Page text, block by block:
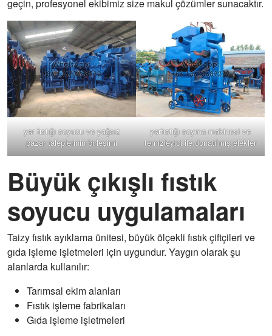
geçin, profesyonel ekibimiz size makul çözümler sunacaktır.
yer fıstığı soyucu ve yağsız
pazar taleplerinin birleşimi
yerfıstığı soyma makinesi ve
temizleyici ile donatılmış elekler
Büyük çıkışlı fıstık
soyucu uygulamaları
Taizy fıstık ayıklama ünitesi, büyük ölçekli fıstık çiftçileri ve
gıda işleme işletmeleri için uygundur. Yaygın olarak şu
alanlarda kullanılır:
Tarımsal ekim alanları
Fıstık işleme fabrikaları
Gıda işleme işletmeleri